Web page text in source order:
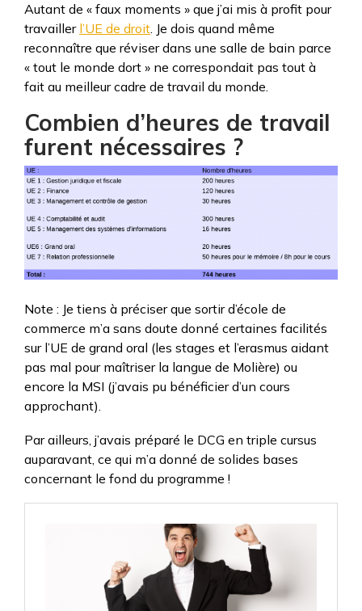
Autant de « faux moments » que j’ai mis à profit pour
travailler l’UE de droit. Je dois quand même
reconnaître que réviser dans une salle de bain parce
« tout le monde dort » ne correspondait pas tout à
fait au meilleur cadre de travail du monde.
Combien d’heures de travail
furent nécessaires ?
Note : Je tiens à préciser que sortir d’école de
commerce m’a sans doute donné certaines facilités
sur l’UE de grand oral (les stages et l’erasmus aidant
pas mal pour maîtriser la langue de Molière) ou
encore la MSI (j’avais pu bénéficier d’un cours
approchant).
Par ailleurs, j’avais préparé le DCG en triple cursus
auparavant, ce qui m’a donné de solides bases
concernant le fond du programme !